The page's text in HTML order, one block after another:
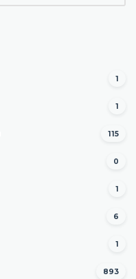
1
1
115
0
1
6
1
893